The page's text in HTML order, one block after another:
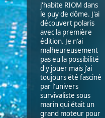
j'habite RIOM dans
le puy de dôme. J'ai
découvert polaris
avec la première
édition. Je n'ai
malheureusement
pas eu la possibilité
d'y jouer mais j'ai
toujours été fasciné
par l'univers
survivaliste sous
marin qui était un
grand moteur pour